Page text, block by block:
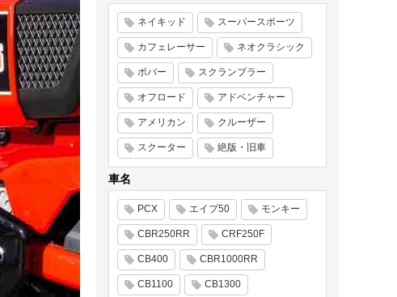
ネイキッド スーパースポーツ
カフェレーサー ネオクラシック
ボバー スクランブラー
オフロード アドベンチャー
アメリカン クルーザー
スクーター 絶版・旧車
車名
PCX エイプ50 モンキー
CBR250RR CRF250F
CB400 CBR1000RR
CB1100 CB1300